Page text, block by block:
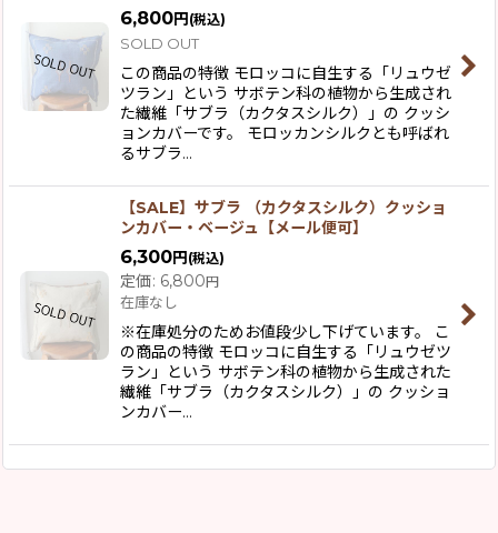
6,800円 (税込)
SOLD OUT
この商品の特徴 モロッコに自生する「リュウゼ
ツラン」という サボテン科の植物から生成され
た繊維「サブラ（カクタスシルク）」の クッシ
ョンカバーです。 モロッカンシルクとも呼ばれ
るサブラ…
【SALE】サブラ （カクタスシルク）クッショ
ンカバー・ベージュ【メール便可】
6,300円 (税込)
定価: 6,800円
在庫なし
※在庫処分のためお値段少し下げています。 こ
の商品の特徴 モロッコに自生する「リュウゼツ
ラン」という サボテン科の植物から生成された
繊維「サブラ（カクタスシルク）」の クッショ
ンカバー…